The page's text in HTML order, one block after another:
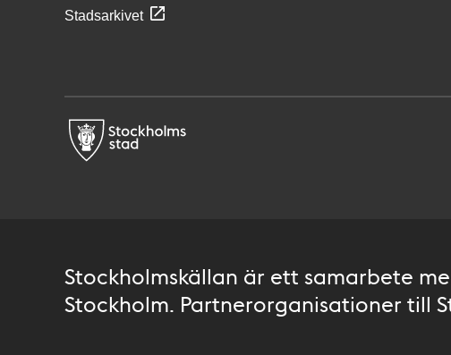
Stadsarkivet
Stockholmskällan är ett samarbete
Stockholm. Partnerorganisationer till